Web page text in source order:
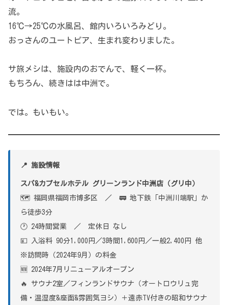
流。
16℃→25℃の水風呂、館内いろいろみどり。
おっさんのユートピア、生まれ変わりました。
サ旅メシは、施設内のおでんで、軽く一杯。
もちろん、続きはは中洲で。
では。もいもい。
📍 施設情報
スパ&カプセルホテル グリーンランド中洲店（グリ中）
🗺 福岡県福岡市博多区 ／ 🚃 地下鉄「中洲川端駅」か
ら徒歩3分
🕐 24時間営業 ／ 定休日 なし
💴 入浴料 90分1,000円／3時間1,600円／一般2,400円 他
※訪問時（2024年9月）の料金
🆕 2024年7月リニューアルオープン
🔥 サウナ2室／フィンランドサウナ（オートロウリュ完
備・温湿度&座面&雰囲気ヨシ）＋遠赤TV付きの昭和サウナ